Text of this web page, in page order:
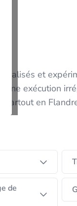
et
une exécution
partout en
les travaux sont
à l’utilisation
rénovation en
de